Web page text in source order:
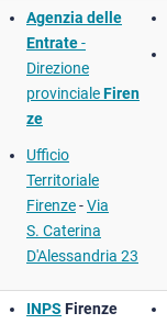
Agenzia delle
Entrate-
Direzione
provincialeFiren
ze
Ufficio
Territoriale
Firenze-Via
S. Caterina
D'Alessandria 23
INPS Firenze